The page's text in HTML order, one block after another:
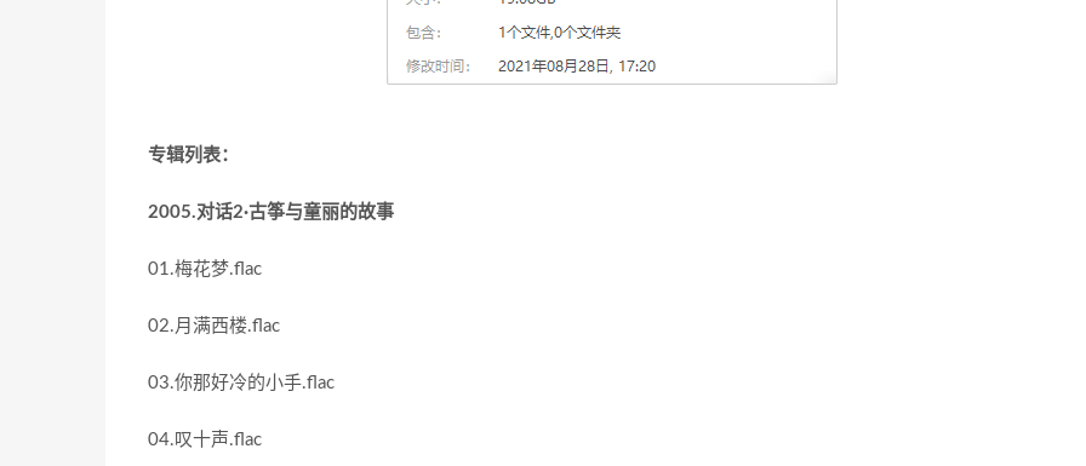
专辑列表：
2005.对话2·古筝与童丽的故事
01.梅花梦.flac
02.月满西楼.flac
03.你那好冷的小手.flac
04.叹十声.flac